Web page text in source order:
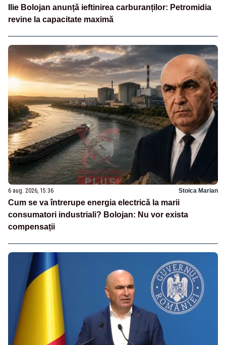
Ilie Bolojan anunță ieftinirea carburanților: Petromidia
revine la capacitate maximă
6 aug. 2026, 15:36 Stoica Marian
Cum se va întrerupe energia electrică la marii
consumatori industriali? Bolojan: Nu vor exista
compensații